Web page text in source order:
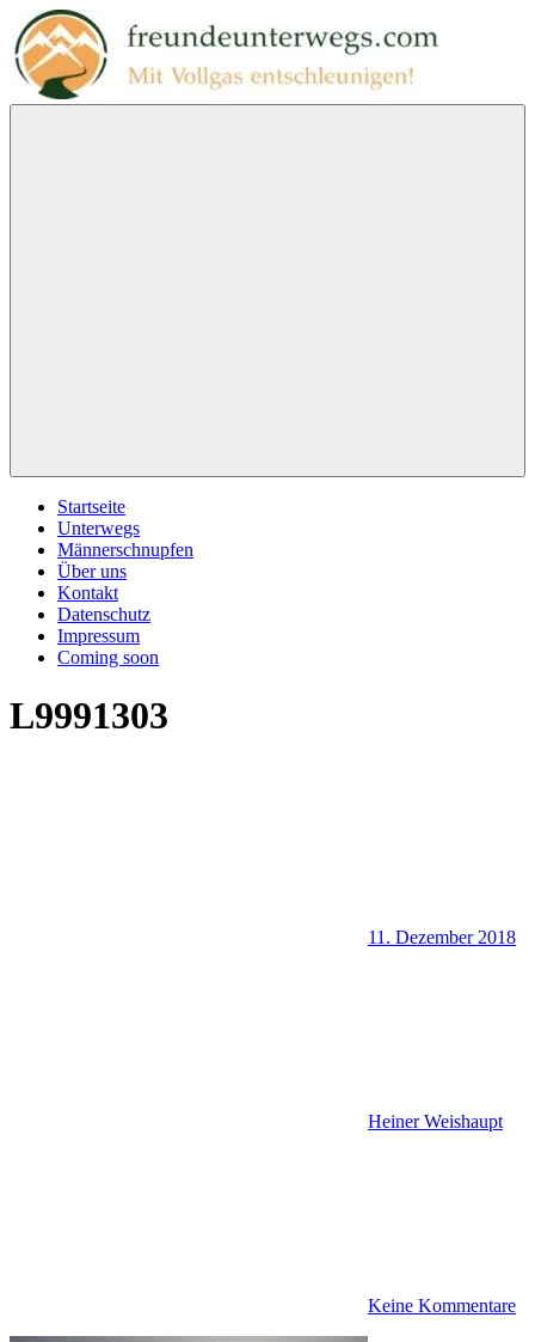
Zum
Inhalt
springen
Startseite
Unterwegs
Männerschnupfen
Über uns
Kontakt
Datenschutz
Impressum
Coming soon
L9991303
11. Dezember 2018
Heiner Weishaupt
Keine Kommentare